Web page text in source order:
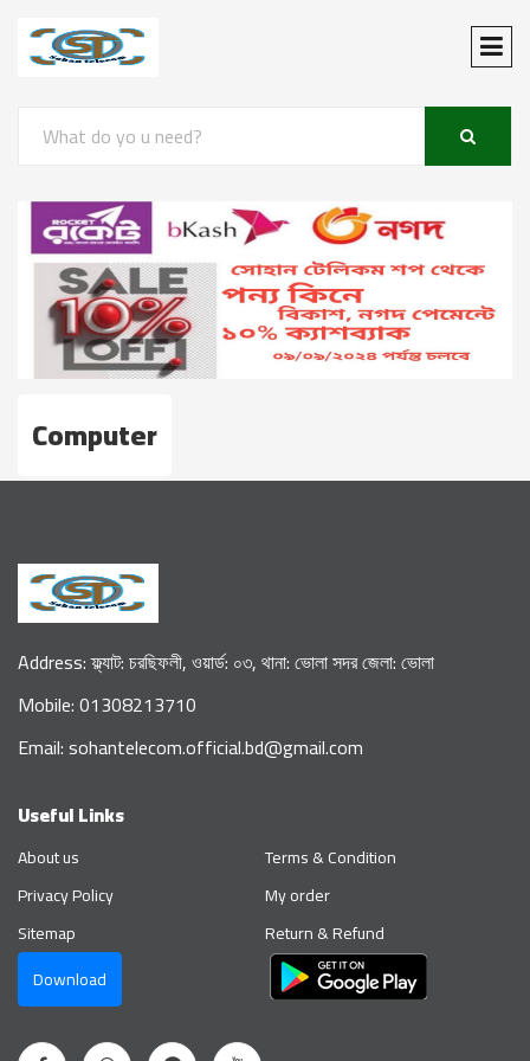
Computer
Address: ফ্ল্যাট: চরছিফলী, ওয়ার্ড: ০৩, থানা: ভোলা সদর জেলা: ভোলা
Mobile: 01308213710
Email: sohantelecom.official.bd@gmail.com
Useful Links
About us
Privacy Policy
Sitemap
Download
Terms & Condition
My order
Return & Refund